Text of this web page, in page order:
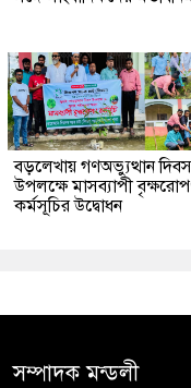
বড়লেখায় গণঅভ্যুত্থান দিবস
উপলক্ষে মাসব্যাপী
কর্মসূচির উদ্বোধন
সম্পাদক মন্ডলী